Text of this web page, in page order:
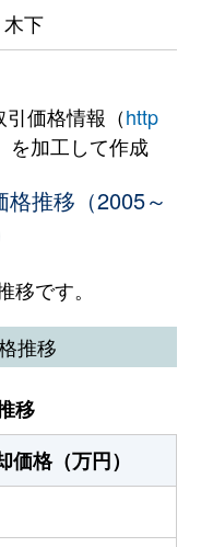
木下
千葉ニュータウン中央
千葉ニュータウン中央
千葉ニュータウン中央
小林(千葉)
小林(千葉)
価格情報（http
を加工して作成
推移（2005～
です。
推移
移
価格（万円）